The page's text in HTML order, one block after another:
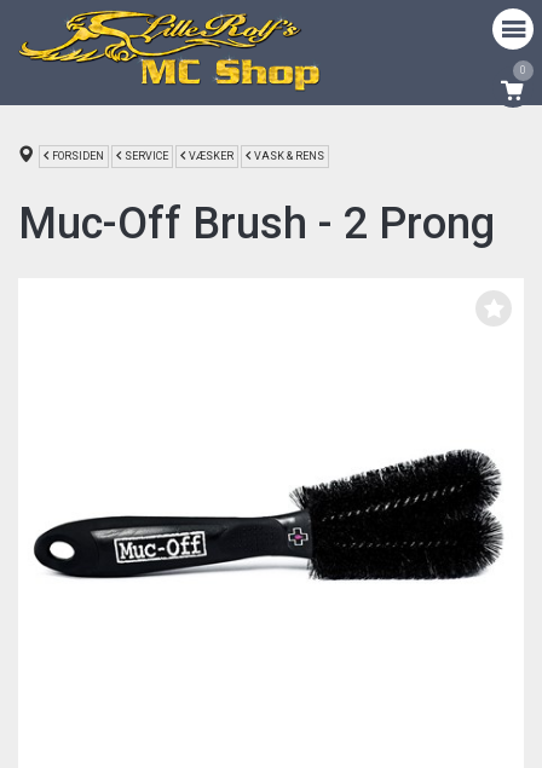
0
FORSIDEN SERVICE VÆSKER VASK & RENS
Muc-Off Brush - 2 Prong